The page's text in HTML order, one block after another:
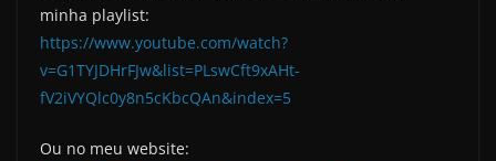
minha playlist:
https://www.youtube.com/watch?
v=G1TYJDHrFJw&list=PLswCft9xAHt-
fV2iVYQlc0y8n5cKbcQAn&index=5
Ou no meu website: